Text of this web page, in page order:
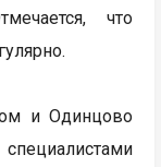
что
и Одинцово